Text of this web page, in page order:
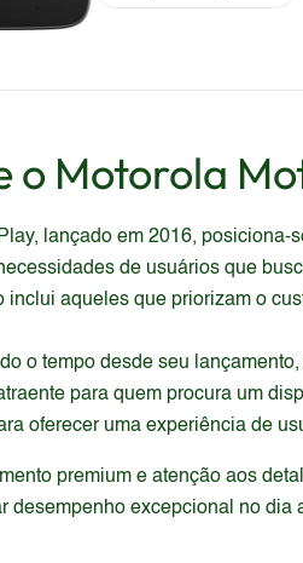
o Motorola
lançado em 2016,
de usuários que
inclui aqueles que priorizam o
o tempo desde seu
para quem procura um
oferecer uma experiência de
premium e atenção aos
desempenho excepcional no dia